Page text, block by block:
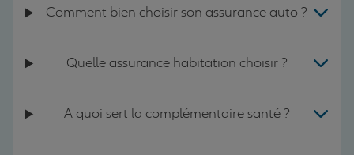
Comment bien choisir son assurance auto ?
Quelle assurance habitation choisir ?
A quoi sert la complémentaire santé ?